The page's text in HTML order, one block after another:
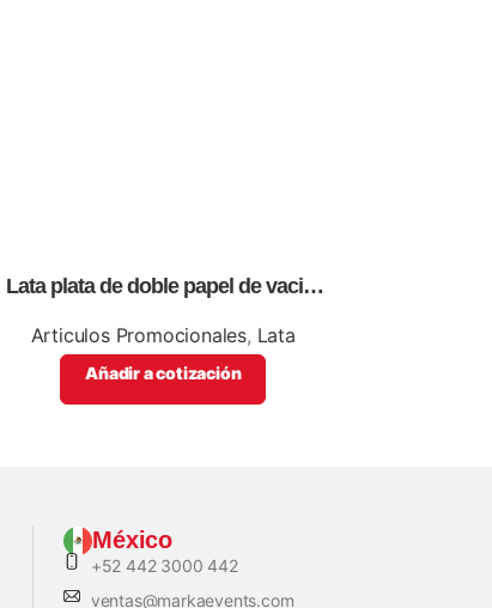
Lata plata de doble papel de vació,
color
Articulos Promocionales, Lata
Añadir a cotización
México
+52 442 3000 442
ventas@markaevents.com